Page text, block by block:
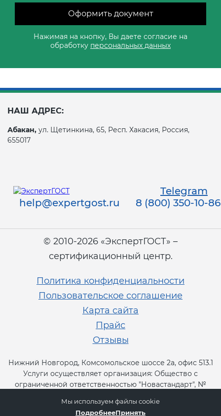
Оформить документ
Нажимая на кнопку, Вы даете согласие на
обработку персональных данных
НАШ АДРЕС:
Абакан, ул. Щетинкина, 65, Респ. Хакасия, Россия,
655017
Telegram
help@expertgost.ru
8 (800) 350-10-86
© 2010-2026 «ЭкспертГОСТ» –
сертификационный центр.
Политика конфиденциальности
Пользовательское соглашение
Карта сайта
Прайс
Отзывы
Нижний Новгород, Комсомольское шоссе 2а, офис 513.1
Услуги осуществляет организация: Общество с
ограниченной ответственностью "Новастандарт", №
Мы используем файлы cookie
ПодробнееПринять